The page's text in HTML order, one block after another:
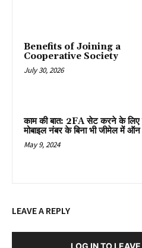
Benefits of Joining a
Cooperative Society
July 30, 2026
काम की बात: 2FA सेट करने के लिए
मोबाइल नंबर के बिना भी जीमेल में
May 9, 2024
LEAVE A REPLY